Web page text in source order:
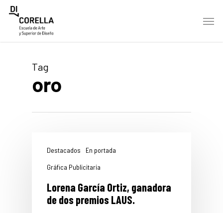
Skip
Menu
Tag
oro
Destacados
En portada
Gráfica Publicitaria
Lorena García Ortiz, ganadora
de dos premios LAUS.